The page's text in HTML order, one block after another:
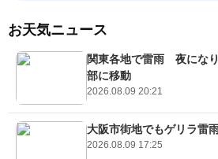
お天気ニュース
関東各地で雷雨 夜にな
部に移動
2026.08.09 20:21
大阪市街地でもゲリラ雷
2026.08.09 17:25